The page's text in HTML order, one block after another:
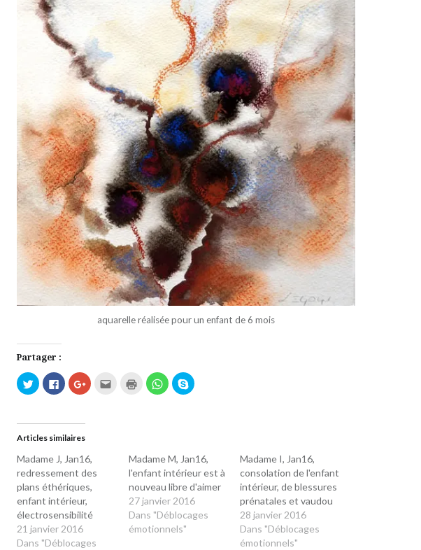
aquarelle réalisée pour un enfant de 6 mois
Partager :
Cliquez
pour
partager
dans
nouvelle
Cliquez
pour
partager
dans
nouvelle
Cliquez
pour
fenêtre)
Cliquez
pour
dans
nouvelle
Cliquer
pour
imprimer(ouvre
Cliquez
pour
partager
Partager
sur
Articles similaires
Madame J, Jan16,
redressement des
plans éthériques,
enfant intérieur,
électrosensibilité
21 janvier 2016
Dans "Déblocages
Madame M, Jan16,
l'enfant intérieur est à
nouveau libre d'aimer
27 janvier 2016
Dans "Déblocages
émotionnels"
Madame I, Jan16,
consolation de l'enfant
intérieur, de blessures
prénatales et vaudou
28 janvier 2016
Dans "Déblocages
émotionnels"